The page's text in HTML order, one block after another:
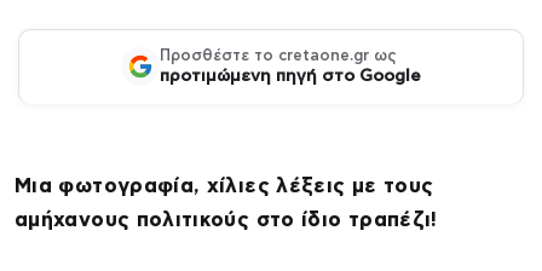
Προσθέστε το cretaone.gr ως
προτιμώμενη πηγή στο Google
Μια φωτογραφία, χίλιες λέξεις με τους
αμήχανους πολιτικούς στο ίδιο τραπέζι!